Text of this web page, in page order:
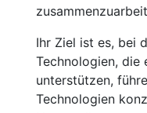
Ihr Ziel ist es, bei
Technologien, die
unterstützen,
Technologien